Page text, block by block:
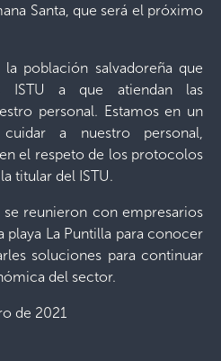
Santa, que será el próximo
población salvadoreña que
ISTU a que atiendan las
personal. Estamos en un
a nuestro personal,
el respeto de los protocolos
titular del ISTU.
reunieron con empresarios
playa La Puntilla para conocer
soluciones para continuar
del sector.
de 2021